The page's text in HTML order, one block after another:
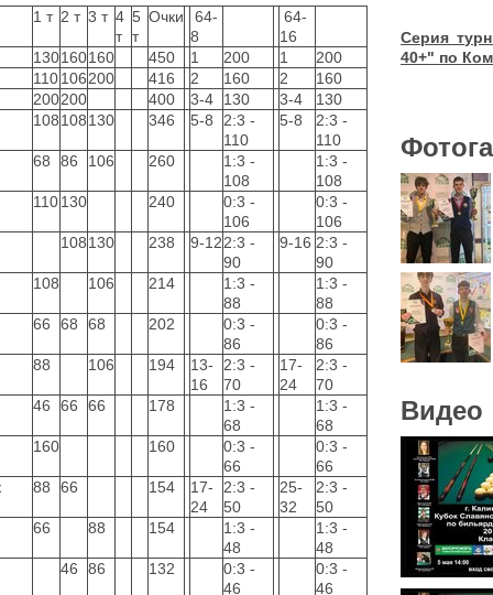
1 т 2 т 3 т 4
т
5
т
Очки
64-
8
64-
16
130160160 450 1 200 1
200
110106200 416 2 160 2
160
200200 400 3-4 130 3-4
130
108108130 346 5-8
2:3 -
110
5-8
2:3 -
110
68
86 106 260
1:3 -
108
1:3 -
108
110130 240
0:3 -
106
0:3 -
106
108130 238 9-122:3 -
90
9-16 2:3 -
90
108
106 214
1:3 -
88
1:3 -
88
66
68 68 202
0:3 -
86
0:3 -
86
88
106 194
13-
16
2:3 -
70
17-
24
2:3 -
70
46
66 66 178
1:3 -
68
1:3 -
68
160
160
0:3 -
66
0:3 -
66
88 66 154
17-
24
2:3 -
50
25-
32
2:3 -
50
66
88 154
1:3 -
48
1:3 -
48
46
86 132
0:3 -
46
0:3 -
46
Серия
40+" по
Видео